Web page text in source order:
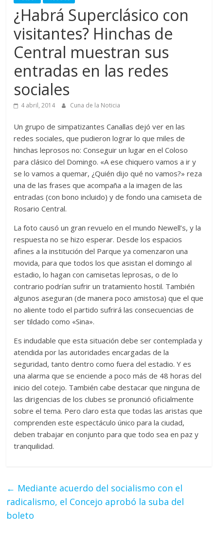
¿Habrá Superclásico con
visitantes? Hinchas de
Central muestran sus
entradas en las redes
sociales
4 abril, 2014 Cuna de la Noticia
Un grupo de simpatizantes Canallas dejó ver en las
redes sociales, que pudieron lograr lo que miles de
hinchas leprosos no: Conseguir un lugar en el Coloso
para clásico del Domingo. «A ese chiquero vamos a ir y
se lo vamos a quemar, ¿Quién dijo qué no vamos?» reza
una de las frases que acompaña a la imagen de las
entradas (con bono incluido) y de fondo una camiseta de
Rosario Central.
La foto causó un gran revuelo en el mundo Newell’s, y la
respuesta no se hizo esperar. Desde los espacios
afines a la institución del Parque ya comenzaron una
movida, para que todos los que asistan el domingo al
estadio, lo hagan con camisetas leprosas, o de lo
contrario podrían sufrir un tratamiento hostil. También
algunos aseguran (de manera poco amistosa) que el que
no aliente todo el partido sufrirá las consecuencias de
ser tildado como «Sina».
Es indudable que esta situación debe ser contemplada y
atendida por las autoridades encargadas de la
seguridad, tanto dentro como fuera del estadio. Y es
una alarma que se enciende a poco más de 48 horas del
inicio del cotejo. También cabe destacar que ninguna de
las dirigencias de los clubes se pronunció oficialmente
sobre el tema. Pero claro esta que todas las aristas que
comprenden este espectáculo único para la ciudad,
deben trabajar en conjunto para que todo sea en paz y
tranquilidad.
← Mediante acuerdo del socialismo con el
radicalismo, el Concejo aprobó la suba del
boleto